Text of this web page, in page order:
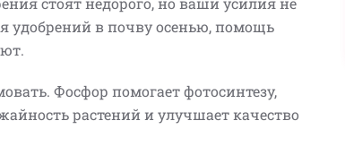
удобрений в почву осенью, помощь
Фосфор помогает фотосинтезу,
растений и улучшает качество